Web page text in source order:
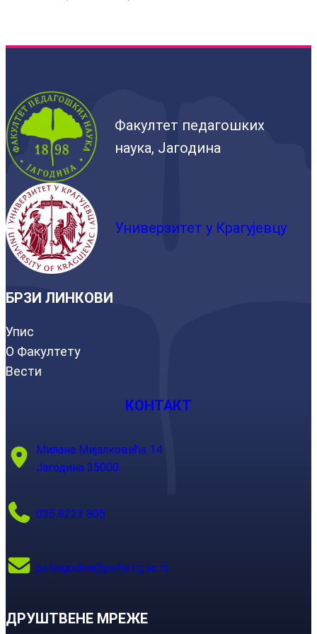
Факултет педагошких
наука, Јагодина
Универзитет у Крагујевцу
БРЗИ ЛИНКОВИ
Упис
О Факултету
Вести
КОНТАКТ
Милана Мијалковића 14
Јагодина 35000
035 8223 805
pefjagodina@pefja.kg.ac.rs
ДРУШТВЕНЕ МРЕЖЕ